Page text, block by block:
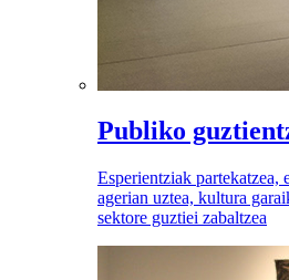
Publiko
Esperientziak partekatzea,
agerian uztea, kultura
sektore guztiei zabaltzea